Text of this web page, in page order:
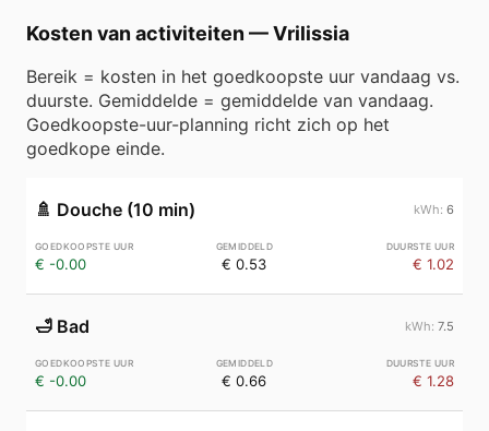
Kosten van activiteiten —Vrilissia
Bereik = kosten in het goedkoopste uur vandaag vs.
duurste. Gemiddelde = gemiddelde van vandaag.
Goedkoopste-uur-planning richt zich op het
goedkope einde.
🚿 Douche (10 min) 6
€ -0.00 € 0.53 € 1.02
🛁 Bad 7.5
€ -0.00 € 0.66 € 1.28